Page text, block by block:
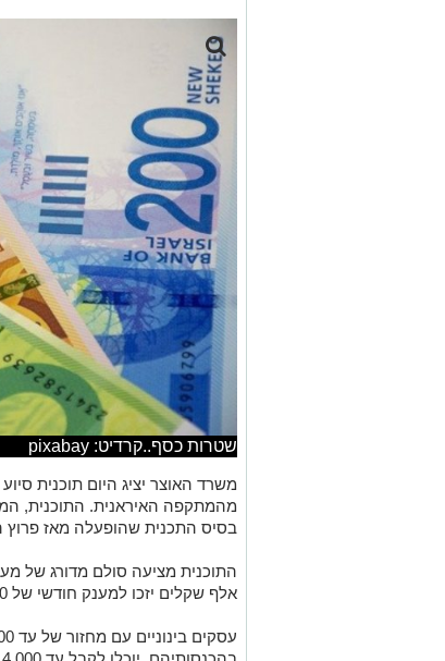
שטרות כסף..קרדיט: pixabay
משרד האוצר יציג היום תוכנית
מהמתקפה האיראנית. התוכנית,
בסיס התכנית שהופעלה מאז
אלף שקלים יזכו למענק חודשי של 1,750 שקלים.